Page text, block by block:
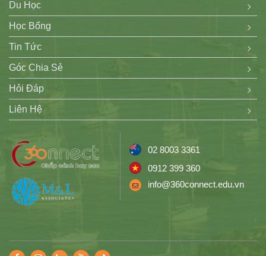
Du Học
Học Bổng
Tin Tức
Góc Chia Sẻ
Hỏi Đáp
Liên Hệ
02 8003 3361
0912 399 360
info@360connect.edu.vn